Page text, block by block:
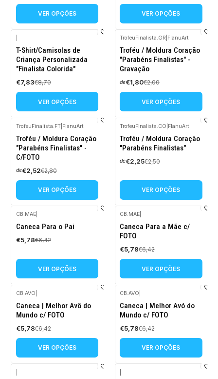
VER OPÇÕES VER OPÇÕES
-10%
DESCONTO
T-Shirt/Camisolas de
Criança Personalizada
"Finalista Colorida"
€7,83€8,70
VER OPÇÕES
-10%
DESCONTO
TrofeuFinalista.GR FlanuArt
Troféu / Moldura Coração
"Parabéns Finalistas" -
Gravação
de€1,80€2,00
VER OPÇÕES
-10%
DESCONTO
TrofeuFinalista.FT| FlanuArt
Troféu / Moldura Coração
"Parabéns Finalistas" -
C/FOTO
de€2,52€2,80
VER OPÇÕES
-10%
DESCONTO
TrofeuFinalista.CO FlanuArt
Troféu / Moldura Coração
"Parabéns Finalistas"
de€2,25€2,50
VER OPÇÕES
-10%
DESCONTO
CB.MAE|
Caneca Para o Pai
€5,78€6,42
VER OPÇÕES
-10%
DESCONTO
CB.MAE
Caneca Para a Mãe c/
FOTO
€5,78€6,42
VER OPÇÕES
-10%
DESCONTO
CB.AVO
Caneca | Melhor Avô do
Mundo c/ FOTO
€5,78€6,42
VER OPÇÕES
-10%
DESCONTO
CB.AVO
Caneca | Melhor Avó do
Mundo c/ FOTO
€5,78€6,42
VER OPÇÕES